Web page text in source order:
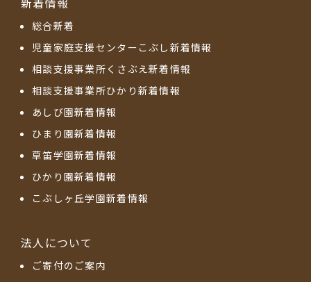
総合新着
児童家庭支援センターこぶし新着情報
相談支援事業所くさぶえ新着情報
相談支援事業所ひかり新着情報
あしび園新着情報
ひまり園新着情報
草笛学園新着情報
ひかり園新着情報
こぶしヶ丘学園新着情報
法人について
ご寄付のご案内